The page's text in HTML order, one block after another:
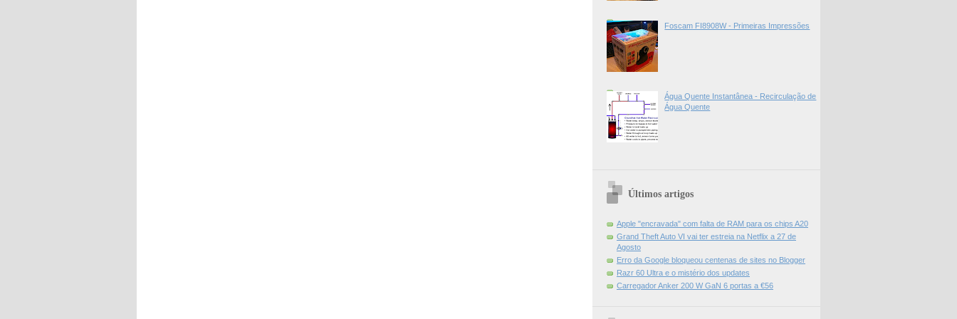
Foscam FI8908W - Primeiras Impressões
Água Quente Instantânea - Recirculação de
Água Quente
Últimos artigos
Apple "encravada" com falta de RAM para os chips A20
Grand Theft Auto VI vai ter estreia na Netflix a 27 de
Agosto
Erro da Google bloqueou centenas de sites no Blogger
Razr 60 Ultra e o mistério dos updates
Carregador Anker 200 W GaN 6 portas a €56